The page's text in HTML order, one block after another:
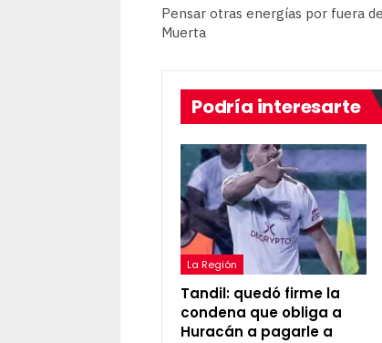
Pensar otras energías por fuera
Muerta
Podría interesarte
La Región
Tandil: quedó firme la
condena que obliga a
Huracán a pagarle a